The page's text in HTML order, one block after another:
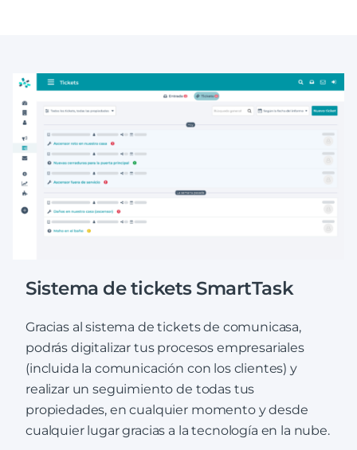
Sistema de tickets SmartTask
Gracias al sistema de tickets de comunicasa,
podrás digitalizar tus procesos empresariales
(incluida la comunicación con los clientes) y
realizar un seguimiento de todas tus
propiedades, en cualquier momento y desde
cualquier lugar gracias a la tecnología en la nube.